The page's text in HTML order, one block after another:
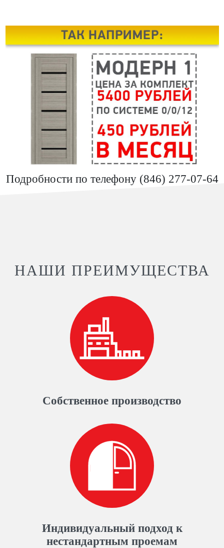
Подробности по телефону (846) 277-07-64
НАШИ ПРЕИМУЩЕСТВА
Собственное производство
Индивидуальный подход к
нестандартным проемам